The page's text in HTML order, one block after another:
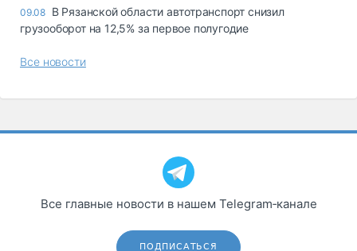
09.08 В Рязанской области автотранспорт снизил
грузооборот на 12,5% за первое полугодие
Все новости
Все главные новости в нашем Telegram‑канале
ПОДПИСАТЬСЯ